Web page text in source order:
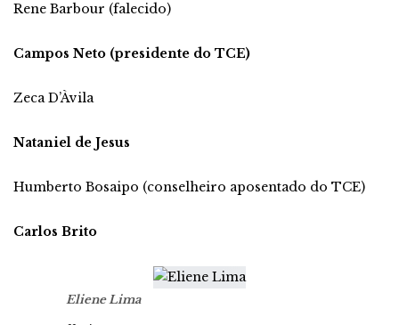
Rene Barbour (falecido)
Campos Neto (presidente do TCE)
Zeca D’Àvila
Nataniel de Jesus
Humberto Bosaipo (conselheiro aposentado do TCE)
Carlos Brito
Eliene Lima